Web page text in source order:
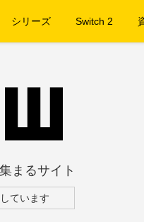
シリーズ Switch 2
まるサイト
ています